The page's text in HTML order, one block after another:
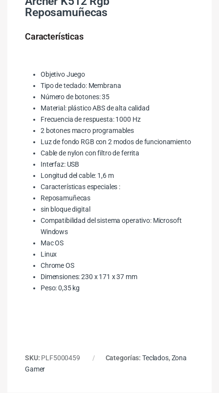
Reposamuñecas
Características
Objetivo Juego
Tipo de teclado: Membrana
Número de botones: 35
Material: plástico ABS de alta calidad
Frecuencia de respuesta: 1000 Hz
2 botones macro programables
Luz de fondo RGB con 2 modos de funcionamiento
Cable de nylon con filtro de ferrita
Interfaz: USB
Longitud del cable: 1,6 m
Características especiales :
Reposamuñecas
sin bloque digital
Compatibilidad del sistema operativo: Microsoft
Windows
Mac OS
Linux
Chrome OS
Dimensiones: 230 x 171 x 37 mm
Peso: 0,35 kg
SKU: PLF5000459 Categorías: Teclados,Zona
Gamer